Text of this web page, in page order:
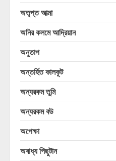
অতৃপ্ত আত্মা
অনির কলমে আদ্রিয়ান
অনুতাপ
অন্তর্হিত কালকূট
অন্যরকম তুমি
অন্যরকম বউ
অপেক্ষা
অবাধ্য পিছুটান